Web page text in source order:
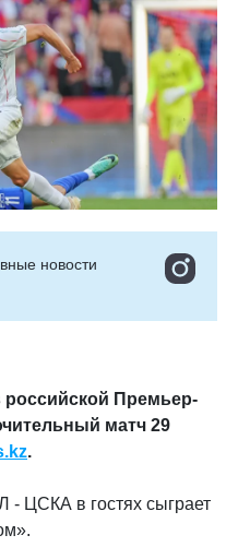
новости
российской Премьер-
матч 29
.kz.
- ЦСКА в гостях сыграет